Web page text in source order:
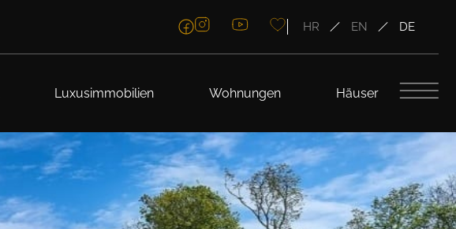
HR EN DE
Luxusimmobilien Wohnungen Häuser